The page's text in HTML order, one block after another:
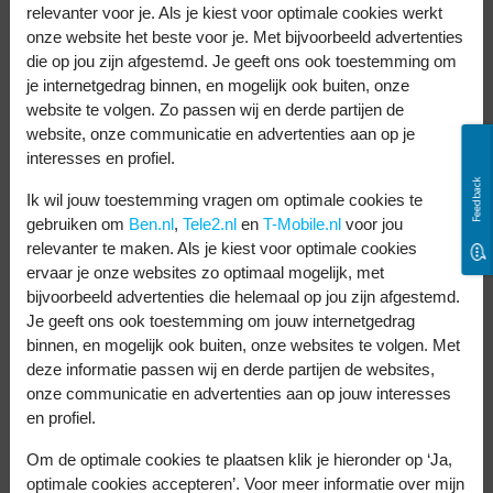
Reno12 F
Met de Galaxy A56 en OPPO Reno12 F krijg
je voor een scherpe prijs een snelle telefoon.
Maar welke sneller is? Dat istduidelijk de
maximale kloksnelheid van niet 2,4, maar
2,9 GHz. Apps starten zo sneller op en
werken soepeler.
Een ander voordeel is dat de processor
efficiënter is, omdat de afstand tussen
transistors op de chip korter is (niet 6, maar
in de telefoons even groot is, langer op een
Feedback
relevanter voor je. Als je kiest voor optimale cookies werkt
onze website het beste voor je. Met bijvoorbeeld advertenties
die op jou zijn afgestemd. Je geeft ons ook toestemming om
je internetgedrag binnen, en mogelijk ook buiten, onze
website te volgen. Zo passen wij en derde partijen de
website, onze communicatie en advertenties aan op je
interesses en profiel.
Ik wil jouw toestemming vragen om optimale cookies te
gebruiken om Ben.nl, Tele2.nl en T-Mobile.nl voor jou
relevanter te maken. Als je kiest voor optimale cookies
ervaar je onze websites zo optimaal mogelijk, met
bijvoorbeeld advertenties die helemaal op jou zijn afgestemd.
Je geeft ons ook toestemming om jouw internetgedrag
binnen, en mogelijk ook buiten, onze websites te volgen. Met
deze informatie passen wij en derde partijen de websites,
onze communicatie en advertenties aan op jouw interesses
en profiel.
Om de optimale cookies te plaatsen klik je hieronder op ‘Ja,
optimale cookies accepteren’. Voor meer informatie over mijn